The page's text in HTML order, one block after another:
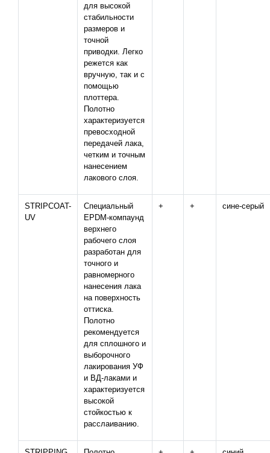
для высокой
стабильности
размеров и
точной
приводки. Легко
режется как
вручную, так и с
помощью
плоттера.
Полотно
характеризуется
превосходной
передачей лака,
четким и точным
нанесением
лакового слоя.
STRIPCOAT-
UV
Специальный
EPDM-компаунд
верхнего
рабочего слоя
разработан для
точного и
равномерного
нанесения лака
на поверхность
оттиска.
Полотно
рекомендуется
для сплошного и
выборочного
лакирования УФ
и ВД-лаками и
характеризуется
высокой
стойкостью к
расслаиванию.
+ + сине-серый